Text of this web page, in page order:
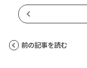
前の記事を読む